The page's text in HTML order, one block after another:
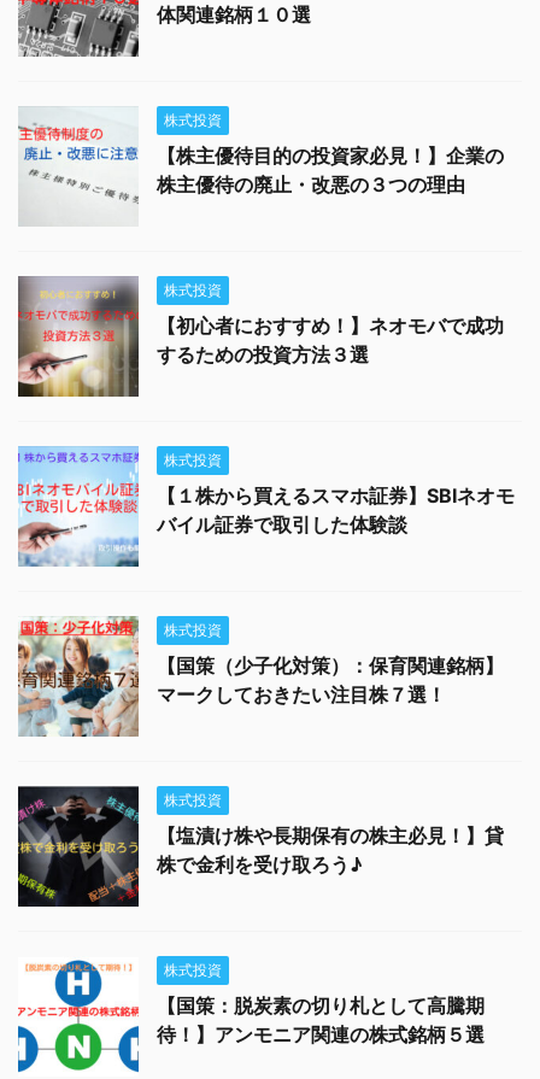
体関連銘柄１０選
株式投資
【株主優待目的の投資家必見！】企業の
株主優待の廃止・改悪の３つの理由
株式投資
【初心者におすすめ！】ネオモバで成功
するための投資方法３選
株式投資
【１株から買えるスマホ証券】SBIネオモ
バイル証券で取引した体験談
株式投資
【国策（少子化対策）：保育関連銘柄】
マークしておきたい注目株７選！
株式投資
【塩漬け株や長期保有の株主必見！】貸
株で金利を受け取ろう♪
株式投資
【国策：脱炭素の切り札として高騰期
待！】アンモニア関連の株式銘柄５選